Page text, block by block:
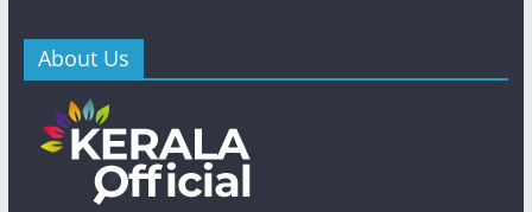
About Us